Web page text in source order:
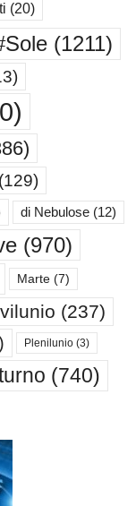
(20)
(1211)
(129)
di Nebulose (12)
(970)
Marte (7)
(237)
Plenilunio (3)
(740)